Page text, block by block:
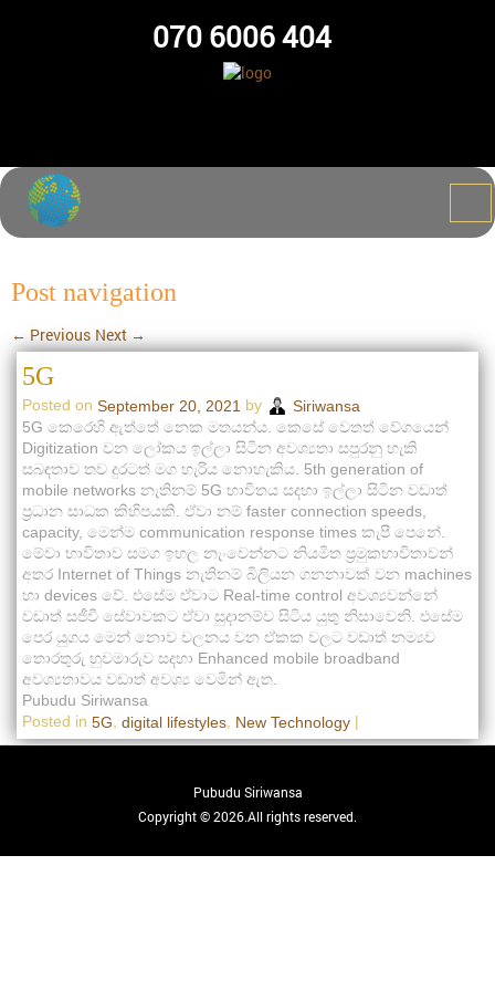
070 6006 404
Post navigation
← Previous Next →
5G
Posted on September 20, 2021 by
Siriwansa
5G කෙරෙහි ඇත්තේ නෙක මතයන්ය. කෙසේ වෙතත් වේගයෙන්
Digitization වන ලෝකය ඉල්ලා සිටින අවශ්‍යතා සපුරනු හැකි
සබඳතාව තව දුරටත් මග හැරිය නොහැකිය. 5th generation of
mobile networks නැතිනම් 5G භාවිතය සදහා ඉල්ලා සිටින වඩාත්
ප්‍රධාන සාධක කිහිපයකි. ඒවා නම් faster connection speeds,
capacity, මෙන්ම communication response times කැපී පෙනේ.
මේවා භාවිතාව සමග ඉහල නැංවෙන්නට නියමිත ප්‍රමුකභාවිතාවන්
අතර Internet of Things නැතිනම් බිලියන ගනනාවක් වන machines
හා devices වේ. එසේම ඒවාට Real-time control අවශ්‍යවන්නේ
වඩාත් සජීවී සේවාවකට ඒවා සුදානම්ව සිටිය යුතු නිසාවෙනි. එසේම
පෙර යුගය මෙන් නොව චලනය වන ඒකක වලට වඩාත් නම්‍යව
තොරතුරු හුවමාරුව සදහා Enhanced mobile broadband
අවශ්‍යතාවය වඩාත් අවශ්‍ය වෙමින් ඇත.
Pubudu Siriwansa
Posted in 5G digital lifestyles New Technology |
Copyright © 2026.All rights reserved.
Pubudu Siriwansa